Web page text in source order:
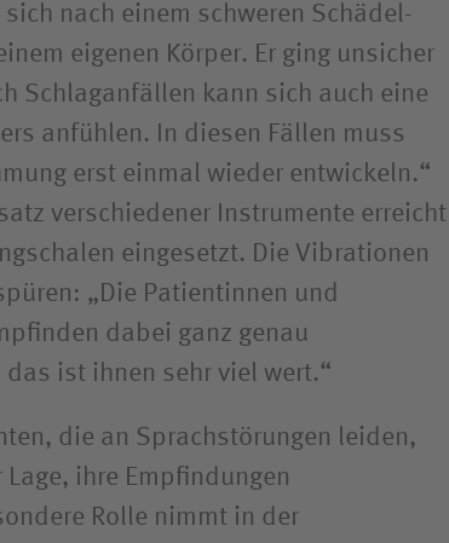
nach einem schweren Schädel-
eigenen Körper. Er ging unsicher
Schlaganfällen kann sich auch eine
anfühlen. In diesen Fällen muss
erst einmal wieder entwickeln.“
verschiedener Instrumente erreicht
eingesetzt. Die Vibrationen
„Die Patientinnen und
dabei ganz genau
ist ihnen sehr viel wert.“
die an Sprachstörungen leiden,
ihre Empfindungen
Rolle nimmt in der